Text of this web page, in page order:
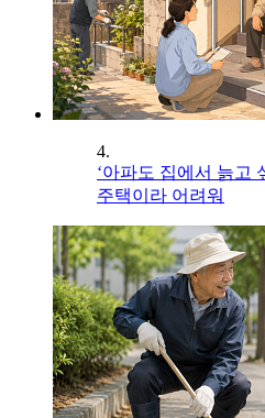
4.
‘아파도 집에서 늙고
주택이라 어려워